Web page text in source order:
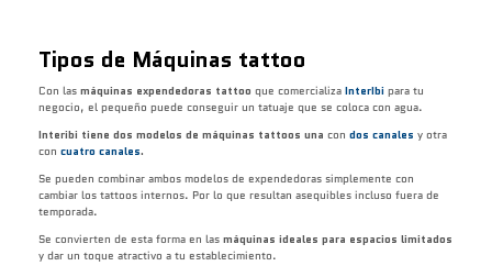
Tipos de Máquinas tattoo
Con las máquinas expendedoras tattoo que comercializa InterIbi para tu
negocio, el pequeño puede conseguir un tatuaje que se coloca con agua.
Interibi tiene dos modelos de máquinas tattoos una con dos canales y otra
con cuatro canales.
Se pueden combinar ambos modelos de expendedoras simplemente con
cambiar los tattoos internos. Por lo que resultan asequibles incluso fuera de
temporada.
Se convierten de esta forma en las máquinas ideales para espacios limitados
y dar un toque atractivo a tu establecimiento.